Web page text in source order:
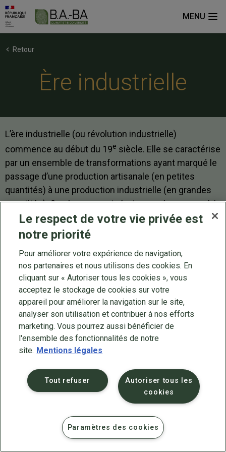
MENU
Retour
Ère industrielle
L’ère industrielle (ou révolution industrielle)
commence au début du 19e siècle. Elle se caractérise
par un ensemble de transformations ayant marqué le
passage d’une production artisanale (en petites
quantités) à une production industrielle (en grandes
quantités). Ce changement s’est appuyé sur une série
d’innovations technologiques (invention de la
machine à vapeur, de l’électricité, du moteur à
explosion, etc.).
Cned 2025
Protection des données
Plan du site
Crédits
Le respect de votre vie privée est
notre priorité
Pour améliorer votre expérience de navigation,
nos partenaires et nous utilisons des cookies. En
cliquant sur « Autoriser tous les cookies », vous
acceptez le stockage de cookies sur votre
appareil pour améliorer la navigation sur le site,
analyser son utilisation et contribuer à nos efforts
marketing. Vous pourrez aussi bénéficier de
l'ensemble des fonctionnalités de notre
site. Mentions légales
Autoriser tous les
cookies
Tout refuser
Paramètres des cookies